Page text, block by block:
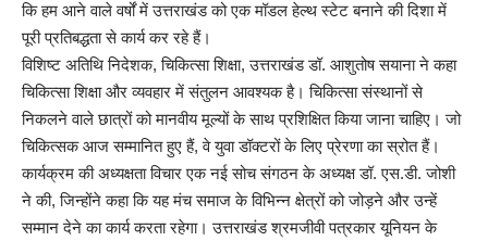
कि हम आने वाले वर्षों में उत्तराखंड को एक मॉडल हेल्थ स्टेट बनाने की दिशा में
पूरी प्रतिबद्धता से कार्य कर रहे हैं।
विशिष्ट अतिथि निदेशक, चिकित्सा शिक्षा, उत्तराखंड डॉ. आशुतोष सयाना ने कहा
चिकित्सा शिक्षा और व्यवहार में संतुलन आवश्यक है। चिकित्सा संस्थानों से
निकलने वाले छात्रों को मानवीय मूल्यों के साथ प्रशिक्षित किया जाना चाहिए। जो
चिकित्सक आज सम्मानित हुए हैं, वे युवा डॉक्टरों के लिए प्रेरणा का स्रोत हैं।
कार्यक्रम की अध्यक्षता विचार एक नई सोच संगठन के अध्यक्ष डॉ. एस.डी. जोशी
ने की, जिन्होंने कहा कि यह मंच समाज के विभिन्न क्षेत्रों को जोड़ने और उन्हें
सम्मान देने का कार्य करता रहेगा। उत्तराखंड श्रमजीवी पत्रकार यूनियन के